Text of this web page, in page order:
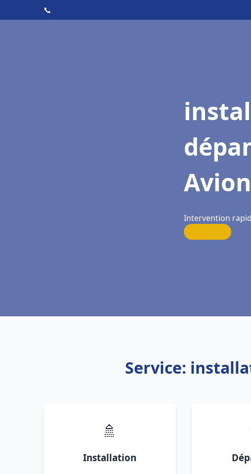
📞
Avion
Intervention
Service:
🚿
Installation